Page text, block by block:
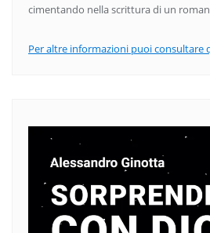
cimentando nella scrittura di un
Per altre informazioni puoi consultare